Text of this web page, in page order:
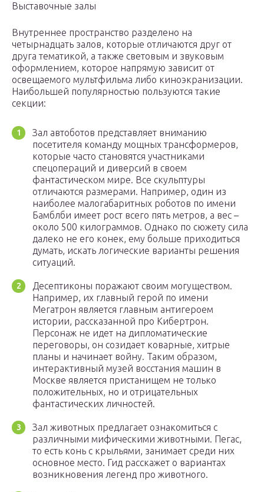
Выставочные залы
Внутреннее пространство разделено на
четырнадцать залов, которые отличаются друг от
друга тематикой, а также световым и звуковым
оформлением, которое напрямую зависит от
освещаемого мультфильма либо киноэкранизации.
Наибольшей популярностью пользуются такие
секции:
Зал автоботов представляет вниманию
посетителя команду мощных трансформеров,
которые часто становятся участниками
спецопераций и диверсий в своем
фантастическом мире. Все скульптуры
отличаются размерами. Например, один из
наиболее малогабаритных роботов по имени
Бамблби имеет рост всего пять метров, а вес –
около 500 килограммов. Однако по сюжету сила
далеко не его конек, ему больше приходиться
думать, искать логические варианты решения
ситуаций.
Десептиконы поражают своим могуществом.
Например, их главный герой по имени
Мегатрон является главным антигероем
истории, рассказанной про Кибертрон.
Персонаж не идет на дипломатические
переговоры, он созидает коварные, хитрые
планы и начинает войну. Таким образом,
интерактивный музей восстания машин в
Москве является пристанищем не только
положительных, но и отрицательных
фантастических личностей.
Зал животных предлагает ознакомиться с
различными мифическими животными. Пегас,
то есть конь с крыльями, занимает среди них
основное место. Гид расскажет о вариантах
возникновения легенд про животного.